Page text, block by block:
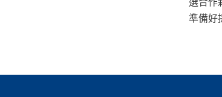
選合作
準備好